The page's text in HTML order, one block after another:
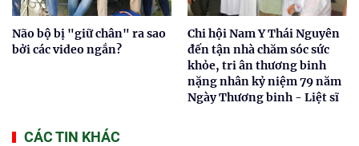
Não bộ bị "giữ chân" ra sao
bởi các video ngắn?
Chi hội Nam Y Thái Nguyên
đến tận nhà chăm sóc sức
khỏe, tri ân thương binh
nặng nhân kỷ niệm 79 năm
Ngày Thương binh - Liệt sĩ
CÁC TIN KHÁC